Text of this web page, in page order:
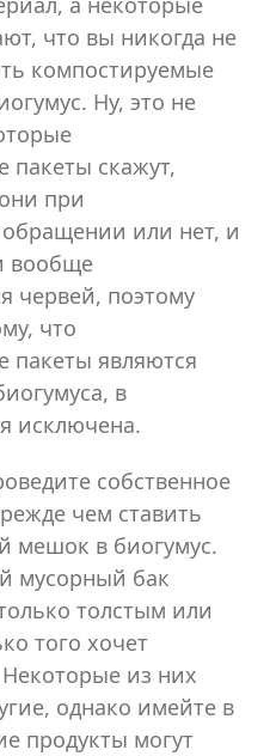
что вы никогда не
компостируемые
Ну, это не
пакеты скажут,
при
или нет, и
вообще
червей, поэтому
что
пакеты являются
в
исключена.
собственное
чем ставить
мешок в биогумус.
мусорный бак
толстым или
того хочет
из них
однако имейте в
продукты могут